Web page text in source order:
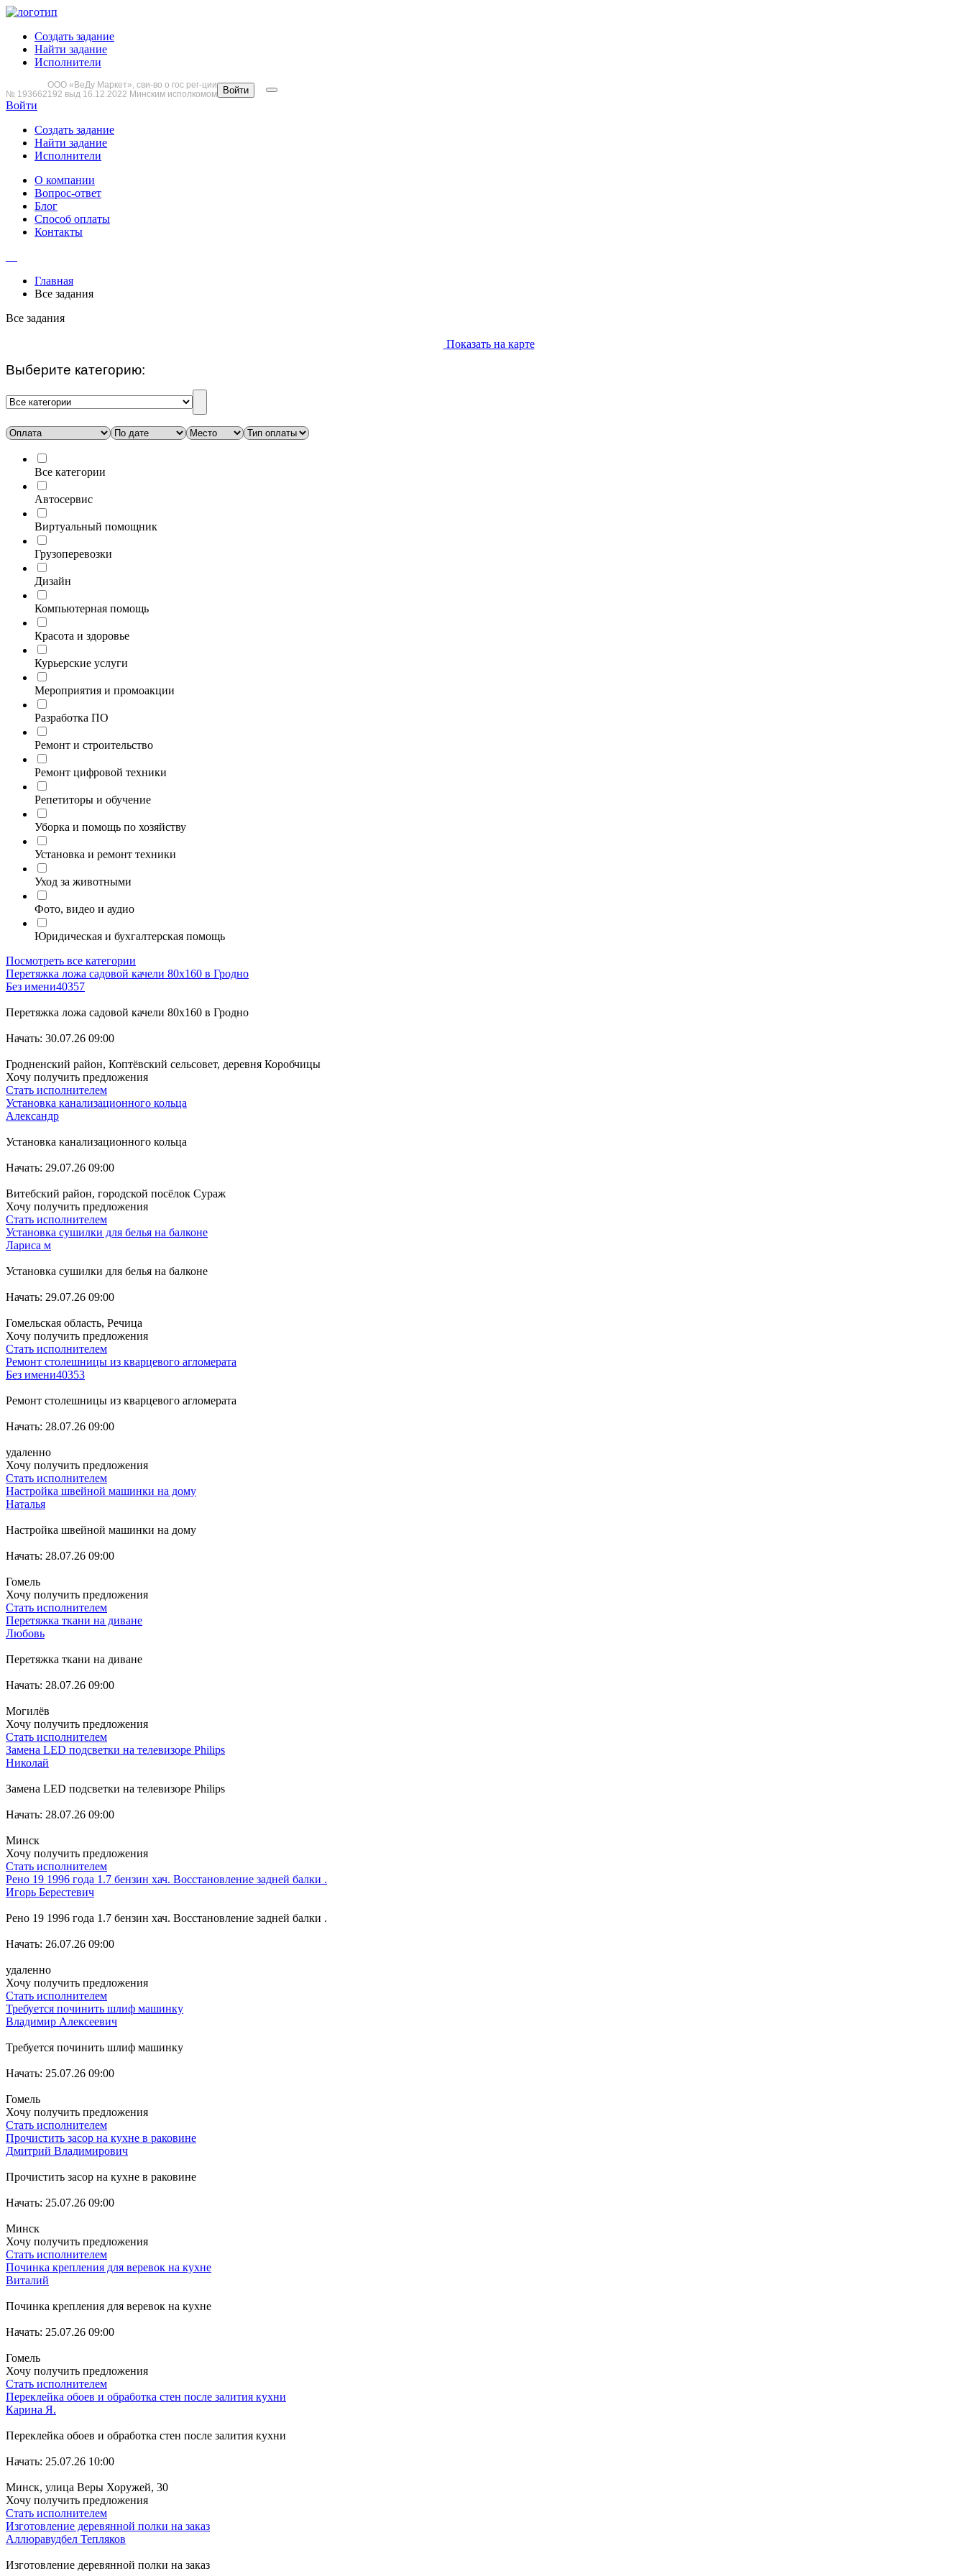
Создать задание
Найти задание
Исполнители
ООО «ВеДу Маркет», сви-во о гос рег-ции
№ 193662192 выд 16.12.2022 Минским исполкомом
Войти
Войти
Создать задание
Найти задание
Исполнители
О компании
Вопрос-ответ
Блог
Способ оплаты
Контакты
Главная
Все задания
Все задания
Показать на карте
Выберите категорию:
Все категории
Автосервис
Виртуальный помощник
Грузоперевозки
Дизайн
Компьютерная помощь
Красота и здоровье
Курьерские услуги
Мероприятия и промоакции
Разработка ПО
Ремонт и строительство
Ремонт цифровой техники
Репетиторы и обучение
Уборка и помощь по хозяйству
Установка и ремонт техники
Уход за животными
Фото, видео и аудио
Юридическая и бухгалтерская помощь
Посмотреть все категории
Перетяжка ложа садовой качели 80x160 в Гродно
Без имени40357
Перетяжка ложа садовой качели 80x160 в Гродно
Начать: 30.07.26 09:00
Гродненский район, Коптёвский сельсовет, деревня Коробчицы
Хочу получить предложения
Стать исполнителем
Установка канализационного кольца
Александр
Установка канализационного кольца
Начать: 29.07.26 09:00
Витебский район, городской посёлок Сураж
Хочу получить предложения
Стать исполнителем
Установка сушилки для белья на балконе
Лариса м
Установка сушилки для белья на балконе
Начать: 29.07.26 09:00
Гомельская область, Речица
Хочу получить предложения
Стать исполнителем
Ремонт столешницы из кварцевого агломерата
Без имени40353
Ремонт столешницы из кварцевого агломерата
Начать: 28.07.26 09:00
удаленно
Хочу получить предложения
Стать исполнителем
Настройка швейной машинки на дому
Наталья
Настройка швейной машинки на дому
Начать: 28.07.26 09:00
Гомель
Хочу получить предложения
Стать исполнителем
Перетяжка ткани на диване
Любовь
Перетяжка ткани на диване
Начать: 28.07.26 09:00
Могилёв
Хочу получить предложения
Стать исполнителем
Замена LED подсветки на телевизоре Philips
Николай
Замена LED подсветки на телевизоре Philips
Начать: 28.07.26 09:00
Минск
Хочу получить предложения
Стать исполнителем
Рено 19 1996 года 1.7 бензин хач. Восстановление задней балки .
Игорь Берестевич
Рено 19 1996 года 1.7 бензин хач. Восстановление задней балки .
Начать: 26.07.26 09:00
удаленно
Хочу получить предложения
Стать исполнителем
Требуется починить шлиф машинку
Владимир Алексеевич
Требуется починить шлиф машинку
Начать: 25.07.26 09:00
Гомель
Хочу получить предложения
Стать исполнителем
Прочистить засор на кухне в раковине
Дмитрий Владимирович
Прочистить засор на кухне в раковине
Начать: 25.07.26 09:00
Минск
Хочу получить предложения
Стать исполнителем
Починка крепления для веревок на кухне
Виталий
Починка крепления для веревок на кухне
Начать: 25.07.26 09:00
Гомель
Хочу получить предложения
Стать исполнителем
Переклейка обоев и обработка стен после залития кухни
Карина Я.
Переклейка обоев и обработка стен после залития кухни
Начать: 25.07.26 10:00
Минск, улица Веры Хоружей, 30
Хочу получить предложения
Стать исполнителем
Изготовление деревянной полки на заказ
Аллюравудбел Тепляков
Изготовление деревянной полки на заказ